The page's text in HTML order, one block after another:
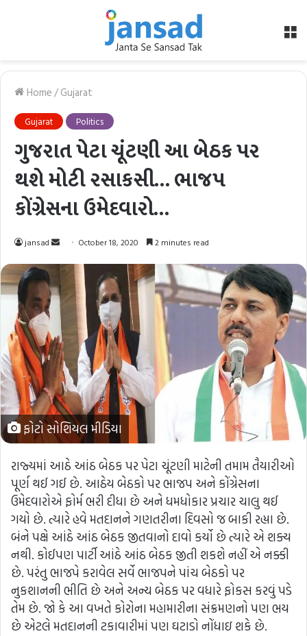
Home/Gujarat
Gujarat Politics
ગુજરાત પેટા ચૂંટણી આ બેઠક પર
થશે મોટી રસાકસી… ભાજપ
કોંગ્રેસના ઉમેદવારો…
jansad
Send
email
October 18, 2020 2 minutes read
ફોટો સોશિયલ મીડિયા
રાજ્યમાં આઠે આંઠ બેઠક પર પેટા ચૂંટણી માટેની તમામ તૈયારીઓ
પૂર્ણ થઈ ગઈ છે. આઠેય બેઠકો પર ભાજપ અને કોંગ્રેસના
ઉમેદવારોએ ફોર્મ ભરી દીધા છે અને ધમધોકાર પ્રચાર ચાલુ થઈ
ગયો છે. ત્યારે હવે મતદાનને ગણતરીના દિવસો જ બાકી રહ્યા છે.
બંને પક્ષે આંઠે આંઠ બેઠક જીતવાનો દાવો કર્યો છે ત્યારે એ શક્ય
નથી. કોઈપણ પાર્ટી આંઠે આંઠ બેઠક જીતી શકશે નહીં એ નક્કી
છે. પરંતુ ભાજપે કરાવેલ સર્વે ભાજપને પાંચ બેઠકો પર
નુકશાનની ભીતિ છે અને અન્ય બેઠક પર વધારે ફોકસ કરવું પડે
તેમ છે. જો કે આ વખતે કોરોના મહામારીના સંક્રમણનો પણ ભય
છે એટલે મતદાનની ટકાવારીમાં પણ ઘટાડો નોંધાઇ શકે છે.